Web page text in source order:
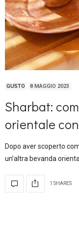
GUSTO 8 MAGGIO 2023
Sharbat:
orientale
Dopo aver scoperto
un’altra bevanda
1 SHARES